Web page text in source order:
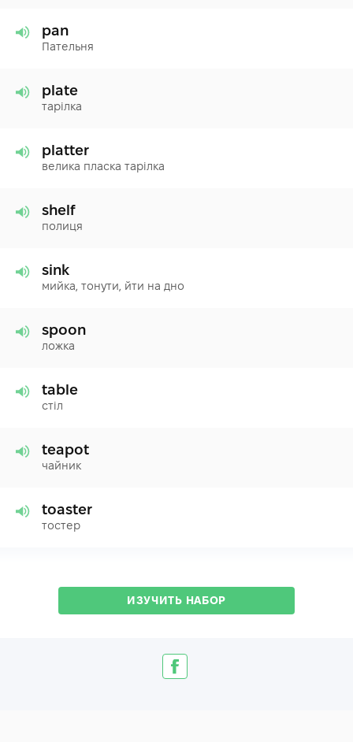
pan
Пательня
plate
тарілка
platter
велика пласка тарілка
shelf
полиця
sink
мийка, тонути, йти на дно
spoon
ложка
table
стіл
teapot
чайник
toaster
тостер
ИЗУЧИТЬ НАБОР